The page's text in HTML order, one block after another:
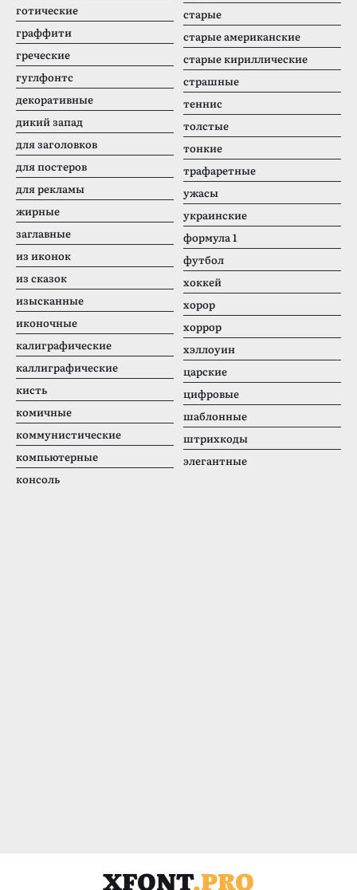
готические
граффити
греческие
гуглфонтс
декоративные
дикий запад
для заголовков
для постеров
для рекламы
жирные
заглавные
из иконок
из сказок
изысканные
иконочные
калиграфические
каллиграфические
кисть
комичные
коммунистические
компьютерные
консоль
старые
старые американские
старые кириллические
страшные
теннис
толстые
тонкие
трафаретные
ужасы
украинские
формула 1
футбол
хоккей
хорор
хоррор
хэллоуин
царские
цифровые
шаблонные
штрихкоды
элегантные
XFONT.PRO